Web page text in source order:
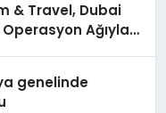
& Travel, Dubai
Ağıyla
genelinde